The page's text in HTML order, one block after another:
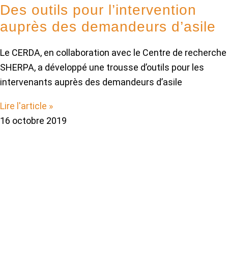
Des outils pour l’intervention
auprès des demandeurs d’asile
Le CERDA, en collaboration avec le Centre de recherche
SHERPA, a développé une trousse d’outils pour les
intervenants auprès des demandeurs d’asile
Lire l'article »
16 octobre 2019